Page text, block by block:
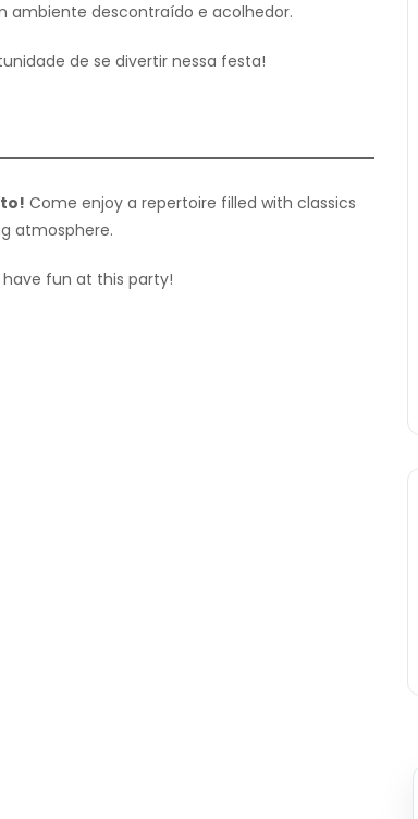
ambiente descontraído e acolhedor.
de se divertir nessa festa!
Come enjoy a repertoire filled with classics
atmosphere.
fun at this party!